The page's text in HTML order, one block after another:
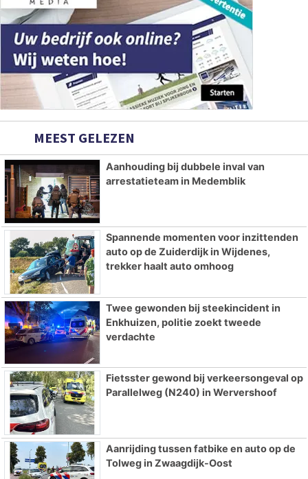
MEEST GELEZEN
Aanhouding bij dubbele inval van
arrestatieteam in Medemblik
Spannende momenten voor inzittenden
auto op de Zuiderdijk in Wijdenes,
trekker haalt auto omhoog
Twee gewonden bij steekincident in
Enkhuizen, politie zoekt tweede
verdachte
Fietsster gewond bij verkeersongeval op
Parallelweg (N240) in Wervershoof
Aanrijding tussen fatbike en auto op de
Tolweg in Zwaagdijk-Oost